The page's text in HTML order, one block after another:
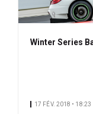
Winter Series
17 FÉV. 2018 • 18:23